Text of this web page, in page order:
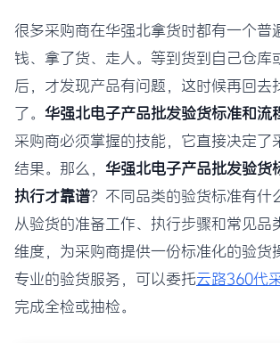
很多采购商在华强北拿货时都有一个普
钱、拿了货、走人。等到货到自己仓库
后，才发现产品有问题，这时候再回去
了。 华强北电子产品批发验货标准和流
采购商必须掌握的技能，它直接决定了
结果。那么， 华强北电子产品批发验货
执行才靠谱？不同品类的验货标准有什
从验货的准备工作、执行步骤和常见品
维度，为采购商提供一份标准化的验货
专业的验货服务，可以委托云路360代
完成全检或抽检。